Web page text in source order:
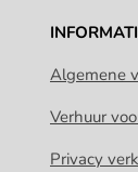
Algemene
Verhuur
Privacy